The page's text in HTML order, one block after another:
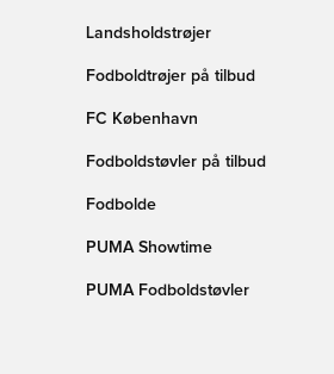
Landsholdstrøjer
Fodboldtrøjer på tilbud
FC København
Fodboldstøvler på tilbud
Fodbolde
PUMA Showtime
PUMA Fodboldstøvler